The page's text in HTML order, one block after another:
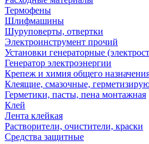
Термофены
Шлифмашины
Шуруповерты, отвертки
Электроинструмент прочий
Установки генераторные
Генератор электроэнергии
Крепеж и химия общего
Клеящие, смазочные,
Герметики, пасты, пена монтажная
Клей
Лента клейкая
Растворители, очистители, краски
Средства защитные